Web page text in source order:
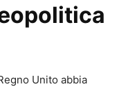
Unito abbia